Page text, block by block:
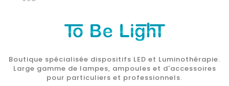
Boutique spécialisée dispositifs LED et Luminothérapie.
Large gamme de lampes, ampoules et d'accessoires
pour particuliers et professionnels.